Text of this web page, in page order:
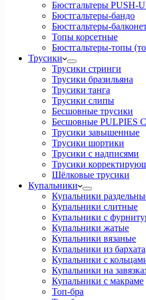
Бюстгальтеры PUSH-
Бюстгальтеры-бандо
Бюстгальтеры-
Топы корсетные
Бюстгальтеры-топы
Трусики
Трусики стринги
Трусики бразильяна
Трусики танга
Трусики слипы
Бесшовные трусики
Бесшовные PULPIES
Трусики завышенные
Трусики шортики
Трусики с надписями
Трусики
Шёлковые трусики
Купальники
Купальники
Купальники слитные
Купальники с
Купальники жатые
Купальники вязаные
Купальники из бархата
Купальники с
Купальники на
Купальники с макраме
Топ-бра